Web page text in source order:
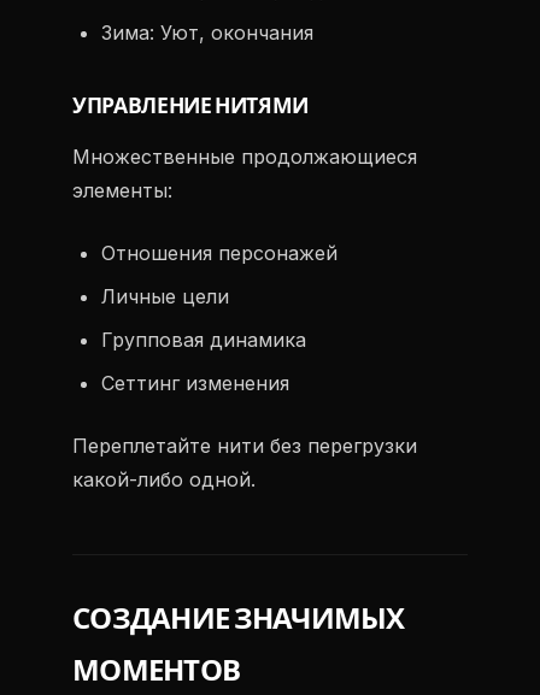
Зима: Уют, окончания
УПРАВЛЕНИЕ НИТЯМИ
Множественные продолжающиеся
элементы:
Отношения персонажей
Личные цели
Групповая динамика
Сеттинг изменения
Переплетайте нити без перегрузки
какой-либо одной.
СОЗДАНИЕ ЗНАЧИМЫХ
МОМЕНТОВ